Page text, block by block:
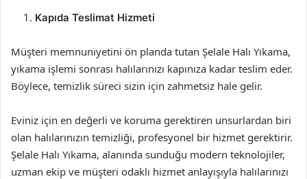
Kapıda Teslimat Hizmeti
Müşteri memnuniyetini ön planda tutan Şelale Halı Yıkama,
yıkama işlemi sonrası halılarınızı kapınıza kadar teslim eder.
Böylece, temizlik süreci sizin için zahmetsiz hale gelir.
Eviniz için en değerli ve koruma gerektiren unsurlardan biri
olan halılarınızın temizliği, profesyonel bir hizmet gerektirir.
Şelale Halı Yıkama, alanında sunduğu modern teknolojiler,
uzman ekip ve müşteri odaklı hizmet anlayışıyla halılarınızı